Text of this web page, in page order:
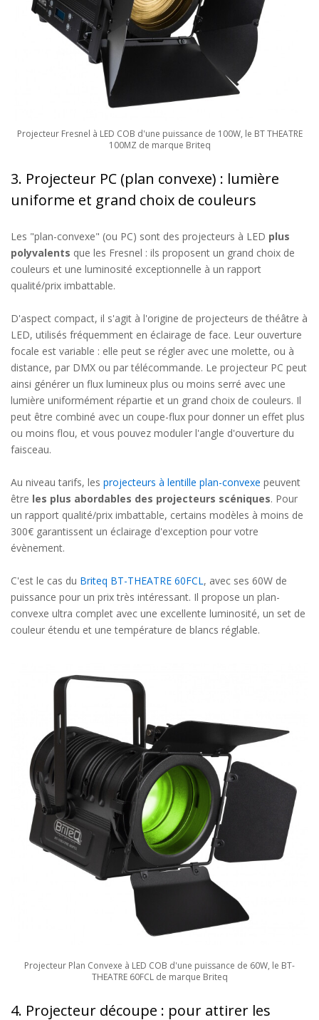
Projecteur Fresnel à LED COB d'une puissance de 100W, le BT THEATRE
100MZ de marque Briteq
3. Projecteur PC (plan convexe) : lumière
uniforme et grand choix de couleurs
Les "plan-convexe" (ou PC) sont des projecteurs à LED plus
polyvalents que les Fresnel : ils proposent un grand choix de
couleurs et une luminosité exceptionnelle à un rapport
qualité/prix imbattable.
D'aspect compact, il s'agit à l'origine de projecteurs de théâtre à
LED, utilisés fréquemment en éclairage de face. Leur ouverture
focale est variable : elle peut se régler avec une molette, ou à
distance, par DMX ou par télécommande. Le projecteur PC peut
ainsi générer un flux lumineux plus ou moins serré avec une
lumière uniformément répartie et un grand choix de couleurs. Il
peut être combiné avec un coupe-flux pour donner un effet plus
ou moins flou, et vous pouvez moduler l'angle d'ouverture du
faisceau.
Au niveau tarifs, les projecteurs à lentille plan-convexe peuvent
être les plus abordables des projecteurs scéniques. Pour
un rapport qualité/prix imbattable, certains modèles à moins de
300€ garantissent un éclairage d'exception pour votre
évènement.
C'est le cas du Briteq BT-THEATRE 60FCL, avec ses 60W de
puissance pour un prix très intéressant. Il propose un plan-
convexe ultra complet avec une excellente luminosité, un set de
couleur étendu et une température de blancs réglable.
Projecteur Plan Convexe à LED COB d'une puissance de 60W, le BT-
THEATRE 60FCL de marque Briteq
4. Projecteur découpe : pour attirer les